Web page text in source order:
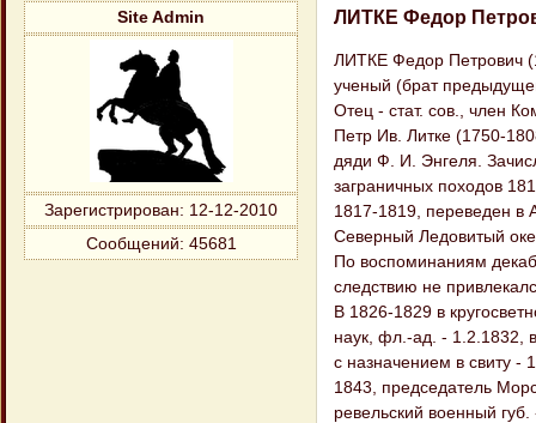
Site Admin
Зарегистрирован: 12-12-2010
Сообщений: 45681
ЛИТКЕ Федор
ЛИТКЕ Федор Петрович
ученый (брат
Отец - стат. сов., член
Петр Ив. Литке (1750-
дяди Ф. И. Энгеля.
заграничных походов
1817-1819, переведен в
Северный Ледовитый
По воспоминаниям
следствию не
В 1826-1829 в
наук, фл.-ад. - 1.2.1832,
с назначением в свиту -
1843, председатель
ревельский военный